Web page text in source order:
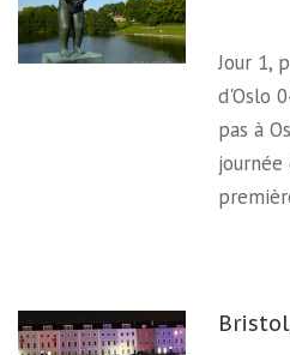
Jour 1,
d'Oslo
pas à
journée